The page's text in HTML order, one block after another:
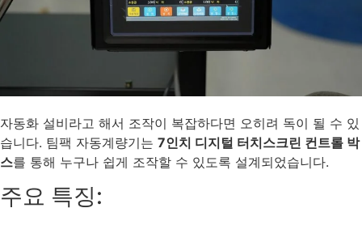
자동화 설비라고 해서 조작이 복잡하다면 오히려 독이 될 수 있
습니다. 팀팩 자동계량기는 7인치 디지털 터치스크린 컨트롤 박
스를 통해 누구나 쉽게 조작할 수 있도록 설계되었습니다.
주요 특징: